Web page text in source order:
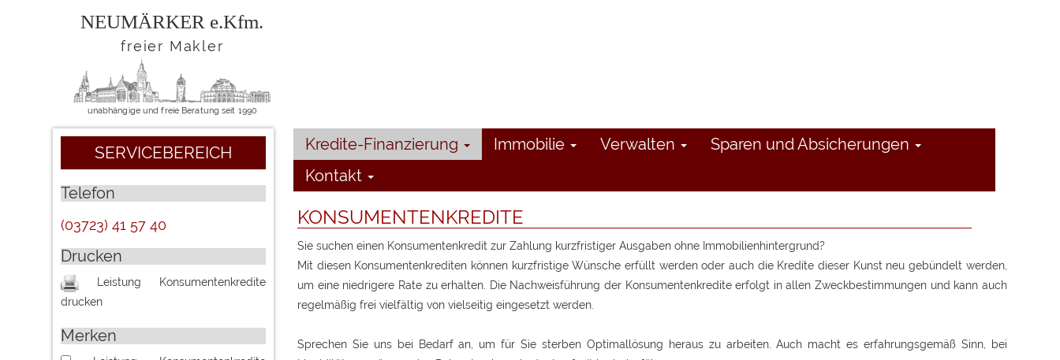
NEUMÄRKER e.Kfm.
freier Makler
unabhängige und freie Beratung seit 1990
SERVICEBEREICH
Telefon
(03723) 41 57 40
Drucken
Leistung
Konsumentenkredite
drucken
Merken
Kredite-Finanzierung Immobilie Verwalten
Sparen und Absicherungen
Kontakt
KONSUMENTENKREDITE
Sie suchen einen Konsumentenkredit zur Zahlung kurzfristiger Ausgaben ohne Immobilienhintergrund?
Mit diesen Konsumentenkrediten können kurzfristige Wünsche erfüllt werden oder auch die Kredite dieser Kunst neu gebündelt werden,
um eine niedrigere Rate zu erhalten. Die Nachweisführung der Konsumentenkredite erfolgt in allen Zweckbestimmungen und kann auch
regelmäßig frei vielfältig von vielseitig eingesetzt werden.
Sprechen Sie uns bei Bedarf an, um für Sie sterben Optimallösung heraus zu arbeiten. Auch macht es erfahrungsgemäß Sinn, bei